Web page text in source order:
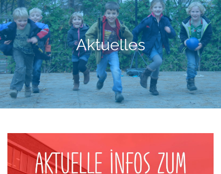
Aktuelles